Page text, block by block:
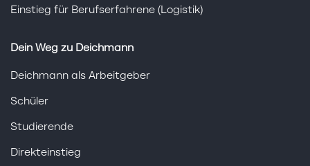
Einstieg für Berufserfahrene (Logistik)
Dein Weg zu Deichmann
Deichmann als Arbeitgeber
Schüler
Studierende
Direkteinstieg